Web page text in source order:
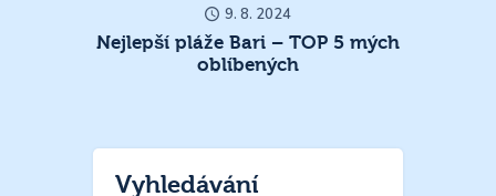
9. 8. 2024
Nejlepší pláže Bari – TOP 5 mých
oblíbených
Vyhledávání